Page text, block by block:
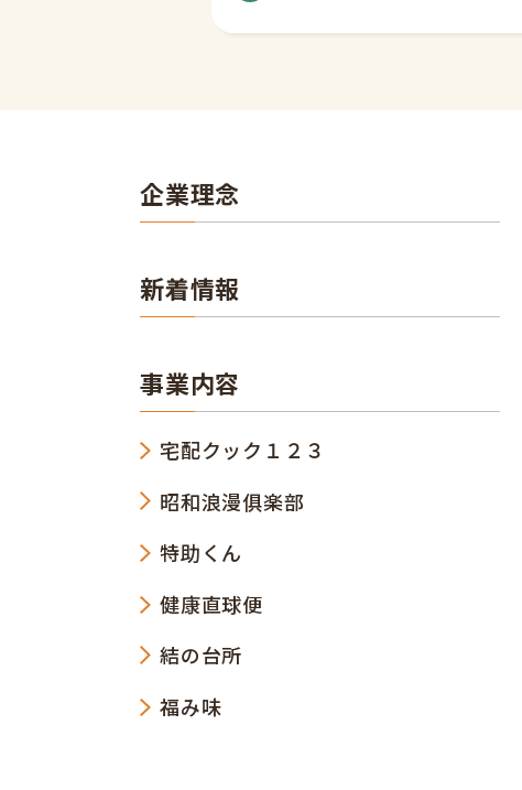
企業理念
新着情報
事業内容
宅配クック１２３
昭和浪漫俱楽部
特助くん
健康直球便
結の台所
福み味